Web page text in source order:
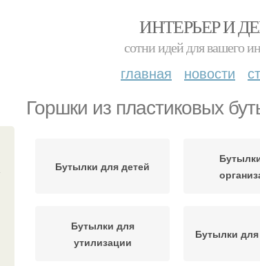
ИНТЕРЬЕР И
сотни идей для вашего
главная новости
Горшки из пластиковых
Бутылки для детей
Бутылки для
утилизации
Бутылки